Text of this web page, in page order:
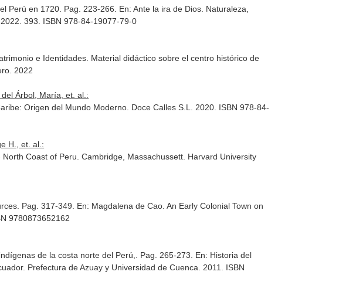
Perú en 1720. Pag. 223-266. En: Ante la ira de Dios. Naturaleza,
2022. 393. ISBN 978-84-19077-79-0
e Identidades. Material didáctico sobre el centro histórico de
2022
Árbol, María, et. al.:
Origen del Mundo Moderno . Doce Calles S.L. 2020. ISBN 978-84-
H., et. al.:
North Coast of Peru . Cambridge, Massachussett. Harvard University
Pag. 317-349. En: Magdalena de Cao. An Early Colonial Town on
9780873652162
de la costa norte del Perú,. Pag. 265-273. En: Historia del
Prefectura de Azuay y Universidad de Cuenca. 2011. ISBN